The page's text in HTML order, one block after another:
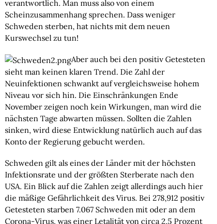
verantwortlich. Man muss also von einem
Scheinzusammenhang sprechen. Dass weniger
Schweden sterben, hat nichts mit dem neuen
Kurswechsel zu tun!
Aber auch bei den positiv Getesteten
sieht man keinen klaren Trend. Die Zahl der
Neuinfektionen schwankt auf vergleichsweise hohem
Niveau vor sich hin. Die Einschränkungen Ende
November zeigen noch kein Wirkungen, man wird die
nächsten Tage abwarten müssen. Sollten die Zahlen
sinken, wird diese Entwicklung natürlich auch auf das
Konto der Regierung gebucht werden.
Schweden gilt als eines der Länder mit der höchsten
Infektionsrate und der größten Sterberate nach den
USA. Ein Blick auf die Zahlen zeigt allerdings auch hier
die mäßige Gefährlichkeit des Virus. Bei 278,912 positiv
Getesteten starben 7.067 Schweden mit oder an dem
Corona-Virus, was einer Letalität von circa 2,5 Prozent